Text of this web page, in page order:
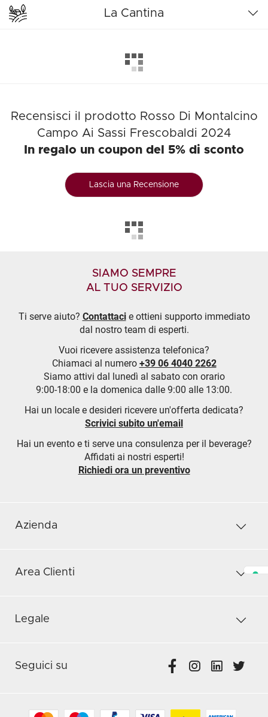
La Cantina
Recensisci il prodotto Rosso Di Montalcino
Campo Ai Sassi Frescobaldi 2024
In regalo un coupon del 5% di sconto
Lascia una Recensione
SIAMO SEMPRE
AL TUO SERVIZIO
Ti serve aiuto? Contattacie ottieni supporto immediato
dal nostro team di esperti.
Vuoi ricevere assistenza telefonica?
Chiamaci al numero +39 06 4040 2262
Siamo attivi dal lunedì al sabato con orario
9:00-18:00 e la domenica dalle 9:00 alle 13:00.
Hai un locale e desideri ricevere un'offerta dedicata?
Scrivici subito un'email
Hai un evento e ti serve una consulenza per il beverage?
Affidati ai nostri esperti!
Richiedi ora un preventivo
Azienda
Area Clienti
Legale
Seguici su